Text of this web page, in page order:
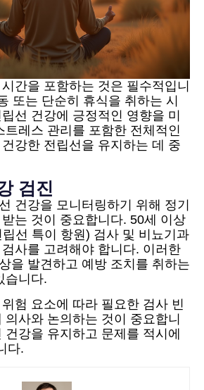
간을 포함하는 것은 필수적입니
또는 단순히 휴식을 취하는 시
선 건강에 긍정적인 영향을 미
트레스 관리를 포함한 전체적인
강한 전립선을 유지하는 데 중
검진
건강을 모니터링하기 위해 정기
는 것이 중요합니다. 50세 이상
선 특이 항원) 검사 및 비뇨기과
사를 고려해야 합니다. 이러한
을 발견하고 예방 조치를 취하는
습니다.
험 요소에 따라 필요한 검사 빈
의사와 논의하는 것이 중요합니
건강을 유지하고 문제를 적시에
다.